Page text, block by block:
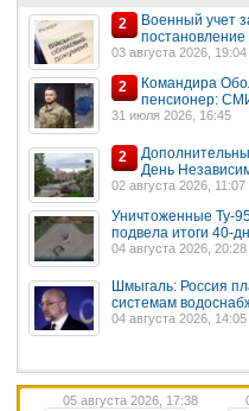
2
Военный учет
03 августа 2026, 19:04
2
Командира
пенсионер:
31 июля 2026, 16:45
2
День
02 августа 2026, 11:07
Уничтоженные Ту-
подвела итоги 40-
04 августа 2026, 20:28
Шмыгаль: Россия
системам
04 августа 2026, 14:05
05 августа 2026, 17:38